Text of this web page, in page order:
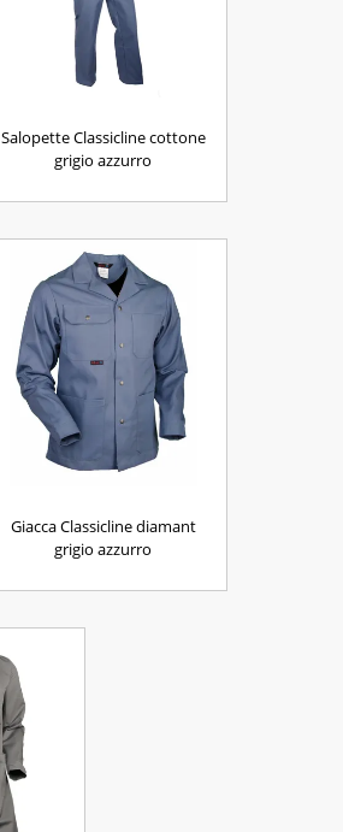
Salopette Classicline cottone
grigio azzurro
Giacca Classicline diamant
grigio azzurro